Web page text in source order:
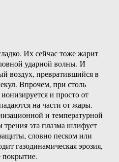
Их сейчас тоже жарит
ударной волны. И
воздух, превратившийся в
Впрочем, при столь
и просто от
на части от жары.
и температурной
эта плазма шлифует
словно песком или
газодинамическая эрозия,
покрытие.